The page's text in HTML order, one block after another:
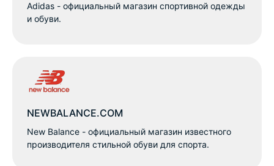
Adidas - официальный магазин спортивной одежды
и обуви.
NEWBALANCE.COM
New Balance - официальный магазин известного
производителя стильной обуви для спорта.